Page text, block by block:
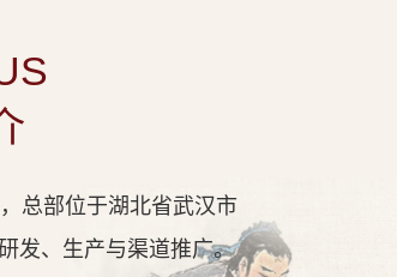
总部位于湖北省武汉市
发、生产与渠道推广。